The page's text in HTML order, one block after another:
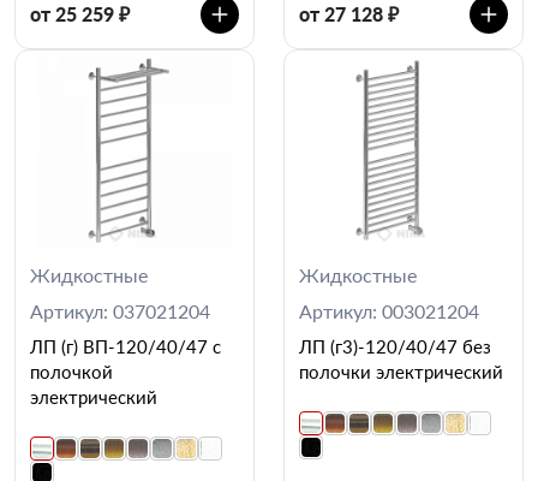
от 25 259 ₽ от 27 128 ₽
Жидкостные
Артикул: 037021204
ЛП (г) ВП-120/40/47 с
полочкой
электрический
Жидкостные
Артикул: 003021204
ЛП (г3)-120/40/47 без
полочки электрический